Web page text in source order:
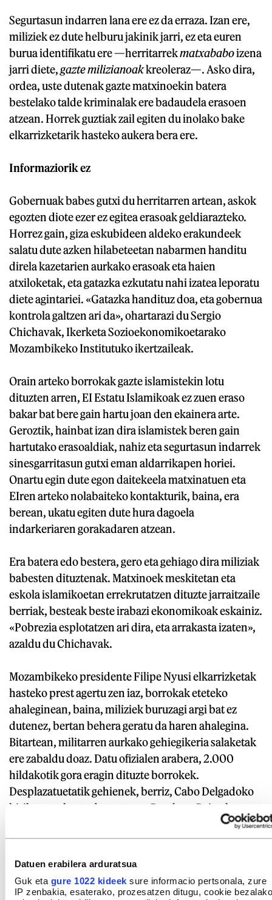
Datuen erabilera arduratsua
Guk eta gure 1022 kideek sure informacio pertsonala, zure
IP zenbakia, esaterako, prozesatzen ditugu, cookie bezalako
Segurtasun indarren lana ere ez da erraza. Izan ere,
miliziek ez dute helburu jakinik jarri, ez eta euren
burua identifikatu ere —herritarrekmatxababoizena
jarri diete,gazte milizianoakkreoleraz—. Asko dira,
ordea, uste dutenak gazte matxinoekin batera
bestelako talde kriminalak ere badaudela erasoen
atzean. Horrek guztiak zail egiten du inolako bake
elkarrizketarik hasteko aukera bera ere.
Informaziorik ez
Gobernuak babes gutxi du herritarren artean, askok
egozten diote ezer ez egitea erasoak geldiarazteko.
Horrez gain, giza eskubideen aldeko erakundeek
salatu dute azken hilabeteetan nabarmen handitu
direla kazetarien aurkako erasoak eta haien
atxiloketak, eta gatazka ezkutatu nahi izatea leporatu
diete agintariei. «Gatazka handituz doa, eta gobernua
kontrola galtzen ari da», ohartarazi du Sergio
Chichavak, Ikerketa Sozioekonomikoetarako
Mozambikeko Institutuko ikertzaileak.
Orain arteko borrokak gazte islamistekin lotu
dituzten arren, EI Estatu Islamikoak ez zuen eraso
bakar bat bere gain hartu joan den ekainera arte.
Geroztik, hainbat izan dira islamistek beren gain
hartutako erasoaldiak, nahiz eta segurtasun indarrek
sinesgarritasun gutxi eman aldarrikapen horiei.
Onartu egin dute egon daitekeela matxinatuen eta
EIren arteko nolabaiteko kontakturik, baina, era
berean, ukatu egiten dute hura dagoela
indarkeriaren gorakadaren atzean.
Era batera edo bestera, gero eta gehiago dira miliziak
babesten dituztenak. Matxinoek meskitetan eta
eskola islamikoetan errekrutatzen dituzte jarraitzaile
berriak, besteak beste irabazi ekonomikoak eskainiz.
«Pobrezia esplotatzen ari dira, eta arrakasta izaten»,
azaldu du Chichavak.
Mozambikeko presidente Filipe Nyusi elkarrizketak
hasteko prest agertu zen iaz, borrokak eteteko
ahaleginean, baina, miliziek buruzagi argi bat ez
dutenez, bertan behera geratu da haren ahalegina.
Bitartean, militarren aurkako gehiegikeria salaketak
ere zabaldu doaz. Datu ofizialen arabera, 2.000
hildakotik gora eragin dituzte borrokek.
Desplazatuetatik gehienek, berriz, Cabo Delgadoko
hiriburuan hartu dute aterpe, Pemban. Baina han ere
tokirik gabe geratzen hasiak dira, eta hiri inguruko
baso eremuetara jo dute. «Pembatik kanpo ez dute